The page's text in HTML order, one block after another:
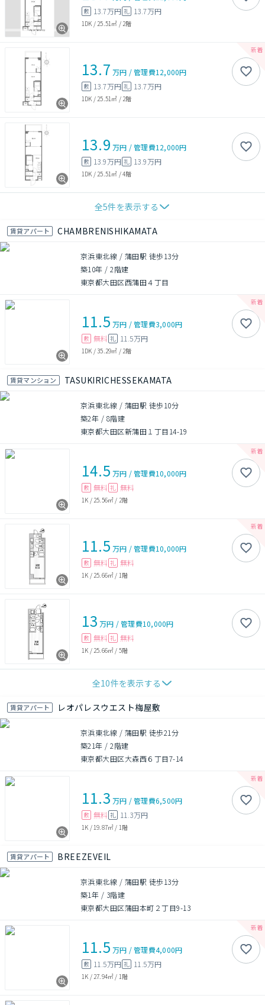
敷 13.7万円 礼 13.7万円
1DK / 25.51㎡ / 2階
13.7 万円 /管理費12,000円
敷 13.7万円 礼 13.7万円
1DK / 25.51㎡ / 2階
13.9 万円 /管理費12,000円
敷 13.9万円 礼 13.9万円
1DK / 25.51㎡ /4階
全5件を表示する
賃貸アパート CHAMBRENISHIKAMATA
京浜東北線 / 蒲田駅 徒歩13分
築10年 /2階建
東京都大田区西蒲田４丁目
11.5 万円 /管理費3,000円
敷 無料 礼 11.5万円
1DK /35.29㎡ / 2階
賃貸マンション TASUKIRICHESSEKAMATA
京浜東北線 / 蒲田駅 徒歩10分
築2年 / 8階建
東京都大田区新蒲田１丁目14-19
14.5 万円 /管理費10,000円
敷 無料 礼 無料
1K / 25.56㎡ / 2階
11.5 万円 /管理費10,000円
敷 無料 礼 無料
1K / 25.66㎡ / 1階
13 万円 /管理費10,000円
敷 無料 礼 無料
1K / 25.66㎡ / 5階
全10件を表示する
賃貸アパート レオパレスウエスト梅屋敷
京浜東北線 / 蒲田駅 徒歩21分
築21年 /2階建
東京都大田区大森西６丁目7-14
11.3 万円 /管理費6,500円
敷 無料 礼 11.3万円
1K / 19.87㎡ / 1階
賃貸アパート BREEZEVEIL
京浜東北線 / 蒲田駅 徒歩13分
築1年 / 3階建
東京都大田区蒲田本町２丁目9-13
11.5 万円 /管理費4,000円
敷 11.5万円 礼 11.5万円
1K / 27.94㎡ / 1階